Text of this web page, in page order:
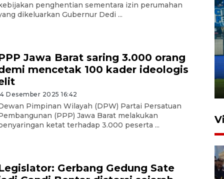
penghentian sementara izin perumahan
dikeluarkan Gubernur Dedi ...
Jawa Barat saring 3.000 orang
mencetak 100 kader ideologis
Desember 2025 16:42
Pimpinan Wilayah (DPW) Partai Persatuan
(PPP) Jawa Barat melakukan
ketat terhadap 3.000 peserta ...
Gerbang Gedung Sate
dan manajerial SPPI di
Balikpapan